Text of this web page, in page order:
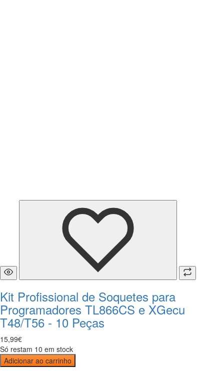
Kit Profissional de Soquetes para
Programadores TL866CS e XGecu
T48/T56 - 10 Peças
15,99€
Só restam 10 em stock
Adicionar ao carrinho